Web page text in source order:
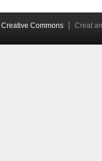
Creative Commons Creat